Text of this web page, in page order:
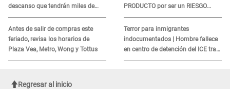
descanso que tendrán miles de
peruanos
Antes de salir de compras este
feriado, revisa los horarios de
Plaza Vea, Metro, Wong y Tottus
PRODUCTO por ser un RIESGO
MORTAL para consumidores: ¿Cuál
es?
Terror para inmigrantes
indocumentados | Hombre fallece
en centro de detención del ICE tras
sufrir una "emergencia médica"
Regresar al inicio